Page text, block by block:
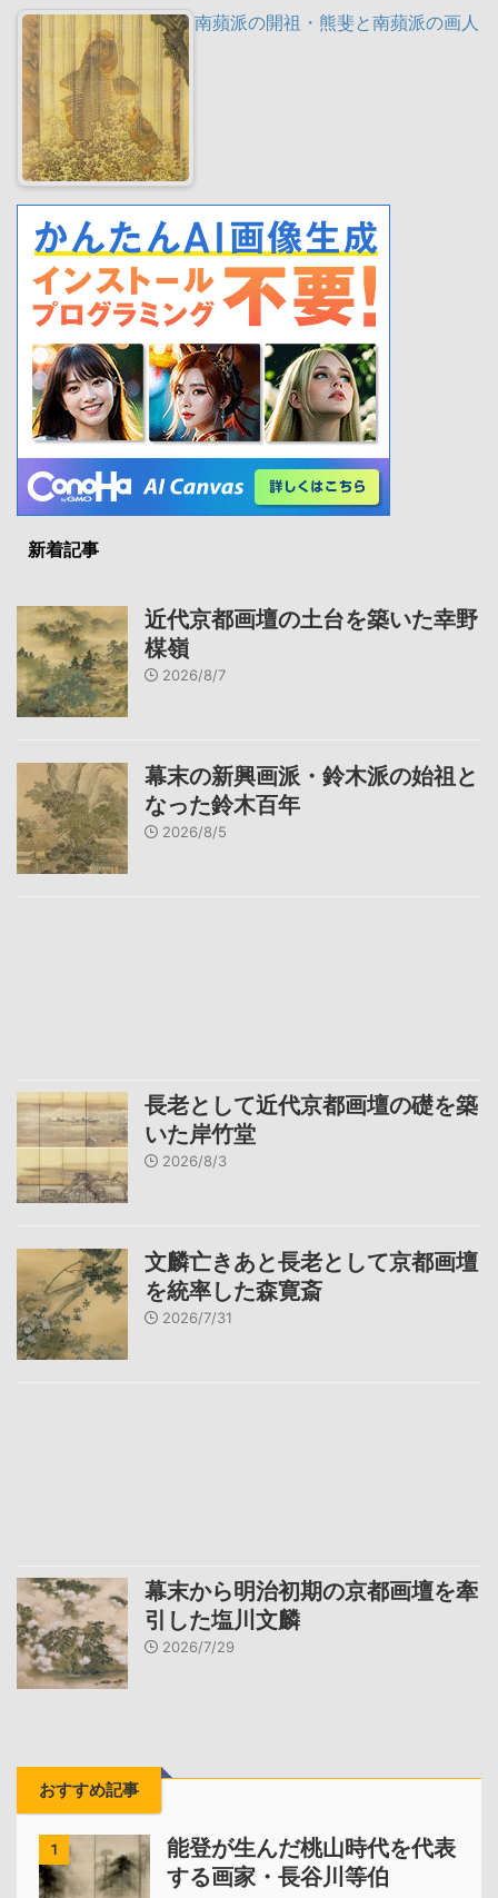
南蘋派の開祖・熊斐と南蘋派の画人
新着記事
近代京都画壇の土台を築いた幸野
楳嶺
2026/8/7
幕末の新興画派・鈴木派の始祖と
なった鈴木百年
2026/8/5
長老として近代京都画壇の礎を築
いた岸竹堂
2026/8/3
文麟亡きあと長老として京都画壇
を統率した森寛斎
2026/7/31
幕末から明治初期の京都画壇を牽
引した塩川文麟
2026/7/29
おすすめ記事
1
能登が生んだ桃山時代を代表
する画家・長谷川等伯